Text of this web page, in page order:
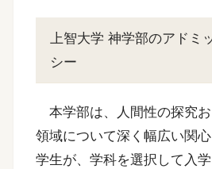
上智大学 神学部のアドミ
シー
本学部は、人間性の探究
領域について深く幅広い関
学生が、学科を選択して入